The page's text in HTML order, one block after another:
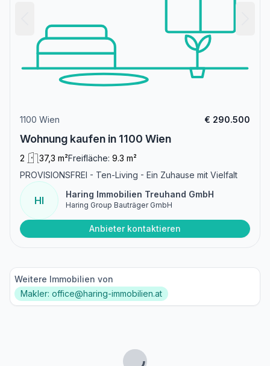
1100 Wien € 290.500
Wohnung kaufen in 1100 Wien
2 37,3 m²Freifläche: 9.3 m²
PROVISIONSFREI - Ten-Living - Ein Zuhause mit Vielfalt
HI
Haring Immobilien Treuhand GmbH
Haring Group Bauträger GmbH
Anbieter kontaktieren
Weitere Immobilien von
Makler: office@haring-immobilien.at